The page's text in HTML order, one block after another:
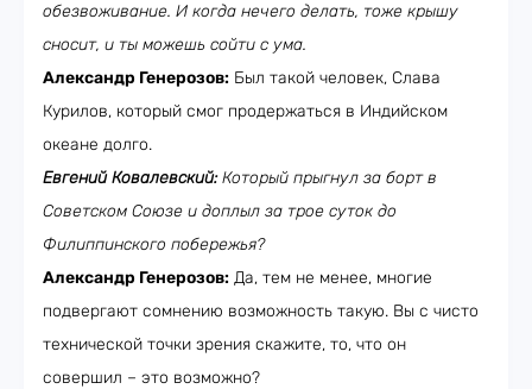
обезвоживание. И когда нечего делать, тоже крышу
сносит, и ты можешь сойти с ума.
Александр Генерозов: Был такой человек, Слава
Курилов, который смог продержаться в Индийском
океане долго.
Евгений Ковалевский:Который прыгнул за борт в
Советском Союзе и доплыл за трое суток до
Филиппинского побережья?
Александр Генерозов: Да, тем не менее, многие
подвергают сомнению возможность такую. Вы с чисто
технической точки зрения скажите, то, что он
совершил – это возможно?